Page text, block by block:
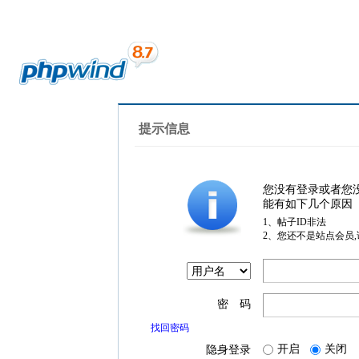
提示信息
您没有登录或者您
能有如下几个原因
1、帖子ID非法
2、您还不是站点会员
密 码
找回密码
隐身登录 开启 关闭